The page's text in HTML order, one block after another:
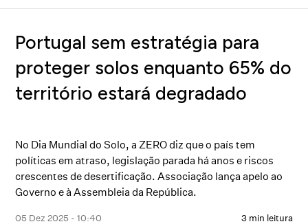
Portugal sem estratégia para
proteger solos enquanto 65% do
território estará degradado
No Dia Mundial do Solo, a ZERO diz que o país tem
políticas em atraso, legislação parada há anos e riscos
crescentes de desertificação. Associação lança apelo ao
Governo e à Assembleia da República.
05 Dez 2025 - 10:40 3 min leitura